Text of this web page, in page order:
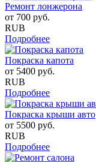
Ремонт лонжерона
от 700 руб.
RUB
Подробнее
Покраска капота
от 5400 руб.
RUB
Подробнее
Покраска крыши авто
от 5500 руб.
RUB
Подробнее